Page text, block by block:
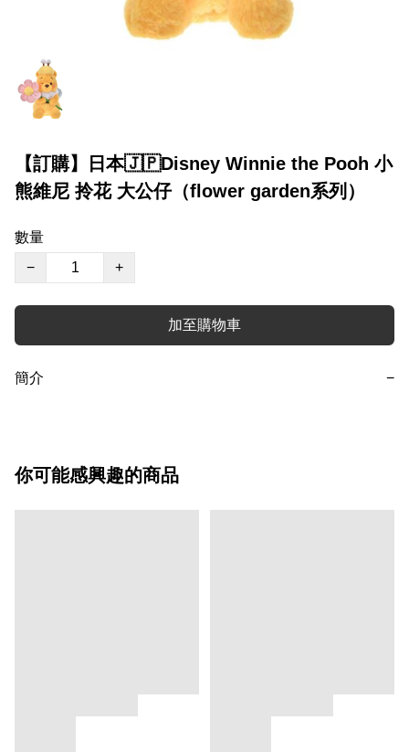
【訂購】日本🇯🇵Disney Winnie the Pooh 小
熊維尼 拎花 大公仔（flower garden系列）
數量
−
+
加至購物車
簡介 −
你可能感興趣的商品